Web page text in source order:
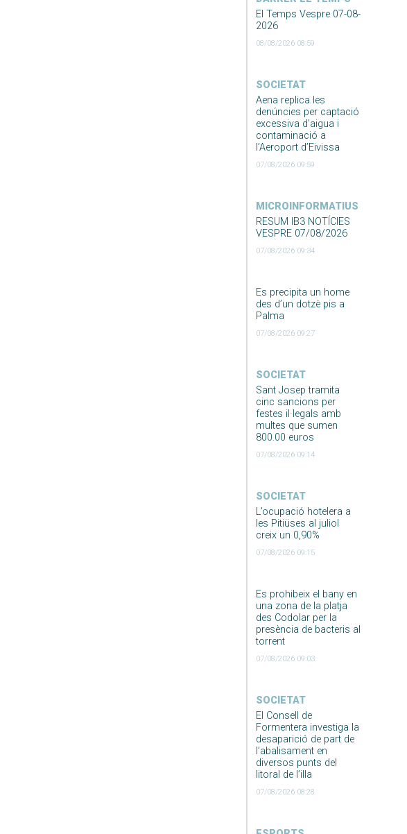
El Temps Vespre 07-08-
2026
08/08/2026 08:59
SOCIETAT
Aena replica les
denúncies per captació
excessiva d’aigua i
contaminació a
l’Aeroport d’Eivissa
07/08/2026 09:59
MICROINFORMATIUS
RESUM IB3 NOTÍCIES
VESPRE 07/08/2026
07/08/2026 09:34
Es precipita un home
des d’un dotzè pis a
Palma
07/08/2026 09:27
SOCIETAT
Sant Josep tramita
cinc sancions per
festes il·legals amb
multes que sumen
800.00 euros
07/08/2026 09:14
SOCIETAT
L’ocupació hotelera a
les Pitiüses al juliol
creix un 0,90%
07/08/2026 09:15
Es prohibeix el bany en
una zona de la platja
des Codolar per la
presència de bacteris al
torrent
07/08/2026 09:03
SOCIETAT
El Consell de
Formentera investiga la
desaparició de part de
l’abalisament en
diversos punts del
litoral de l’illa
07/08/2026 08:28